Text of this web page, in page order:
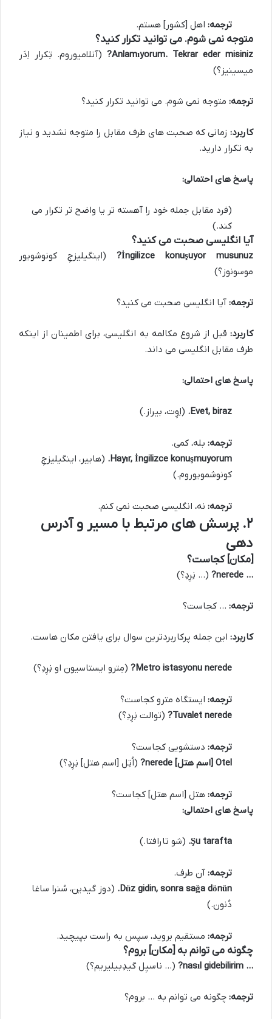
ترجمه: اهل [کشور] هستم.
متوجه نمی شوم. می توانید تکرار کنید؟
Anlamıyorum. Tekrar eder misiniz?
(آنلامیوروم. تِکرار اِدَر
میسینیز؟)
ترجمه: متوجه نمی شوم. می توانید تکرار کنید؟
کاربرد: زمانی که صحبت های طرف مقابل را متوجه نشدید و نیاز
به تکرار دارید.
پاسخ های احتمالی:
(فرد مقابل جمله خود را آهسته تر یا واضح تر تکرار می
کند.)
آیا انگلیسی صحبت می کنید؟
İngilizce konuşuyor musunuz?
(اینگیلیزجِ کونوشویور
موسونوز؟)
ترجمه: آیا انگلیسی صحبت می کنید؟
کاربرد: قبل از شروع مکالمه به انگلیسی، برای اطمینان از اینکه
طرف مقابل انگلیسی می داند.
پاسخ های احتمالی:
Evet, biraz. (اِوِت، بیراز.)
ترجمه: بله، کمی.
Hayır, İngilizce konuşmuyorum. (هاییر، اینگیلیزجِ
کونوشمویوروم.)
ترجمه: نه، انگلیسی صحبت نمی کنم.
۲. پرسش های مرتبط با مسیر و آدرس
دهی
[مکان] کجاست؟
… nerede? (… نِرِدِ؟)
ترجمه: … کجاست؟
کاربرد: این جمله پرکاربردترین سوال برای یافتن مکان هاست.
Metro istasyonu nerede? (مِترو ایستاسیون او نِرِدِ؟)
ترجمه: ایستگاه مترو کجاست؟
Tuvalet nerede?
(توالت نِرِدِ؟)
ترجمه: دستشویی کجاست؟
Otel [اسم هتل] nerede?
(اُتِل [اسم هتل] نِرِدِ؟)
ترجمه: هتل [اسم هتل] کجاست؟
پاسخ های احتمالی:
Şu tarafta. (شو تارافتا.)
ترجمه: آن طرف.
Düz gidin, sonra sağa dönün. (دوز گیدین، سُنرا ساغا
دُنون.)
ترجمه: مستقیم بروید، سپس به راست بپیچید.
چگونه می توانم به [مکان] بروم؟
… nasıl gidebilirim? (… ناسیِل گیدِبیلیریم؟)
ترجمه: چگونه می توانم به … بروم؟